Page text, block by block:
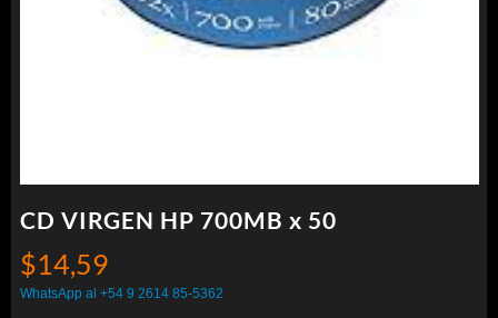
CD VIRGEN HP 700MB x 50
$14,59
WhatsApp al +54 9 2614 85-5362